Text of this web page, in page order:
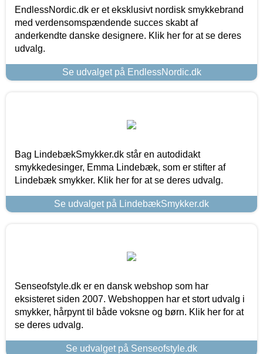
EndlessNordic.dk er et eksklusivt nordisk smykkebrand
med verdensomspændende succes skabt af
anderkendte danske designere. Klik her for at se deres
udvalg.
Se udvalget på EndlessNordic.dk
Bag LindebækSmykker.dk står en autodidakt
smykkedesinger, Emma Lindebæk, som er stifter af
Lindebæk smykker. Klik her for at se deres udvalg.
Se udvalget på LindebækSmykker.dk
Senseofstyle.dk er en dansk webshop som har
eksisteret siden 2007. Webshoppen har et stort udvalg i
smykker, hårpynt til både voksne og børn. Klik her for at
se deres udvalg.
Se udvalget på Senseofstyle.dk